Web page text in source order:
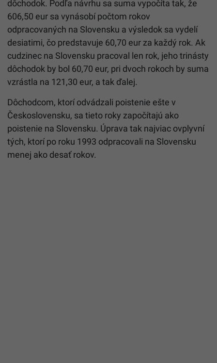
dôchodok. Podľa návrhu sa suma vypočíta tak, že
606,50 eur sa vynásobí počtom rokov
odpracovaných na Slovensku a výsledok sa vydelí
desiatimi, čo predstavuje 60,70 eur za každý rok. Ak
cudzinec na Slovensku pracoval len rok, jeho trinásty
dôchodok by bol 60,70 eur, pri dvoch rokoch by suma
vzrástla na 121,30 eur, a tak ďalej.
Dôchodcom, ktorí odvádzali poistenie ešte v
Československu, sa tieto roky započítajú ako
poistenie na Slovensku. Úprava tak najviac ovplyvní
tých, ktorí po roku 1993 odpracovali na Slovensku
menej ako desať rokov.